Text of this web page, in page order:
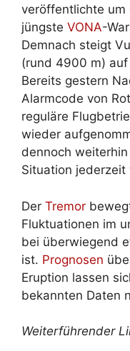
veröffentlichte um
jüngste VONA-
Demnach steigt
(rund 4900 m)
Bereits gestern
Alarmcode von
reguläre
wieder
dennoch
Situation
Der Tremor
Fluktuationen im
bei überwiegend
ist. Prognosen
Eruption lassen
bekannten Daten
Weiterführender